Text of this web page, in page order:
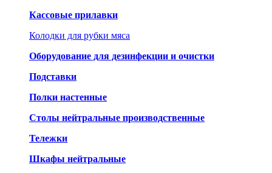
Кассовые прилавки
Колодки для рубки мяса
Оборудование для дезинфекции и очистки
Подставки
Полки настенные
Столы нейтральные производственные
Тележки
Шкафы нейтральные